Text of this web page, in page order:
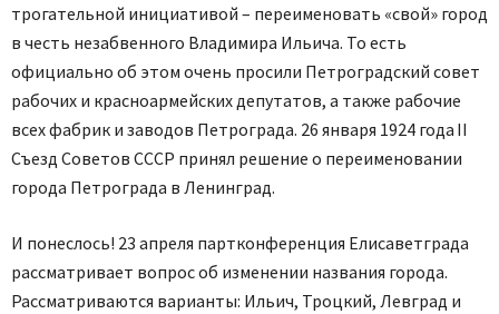
трогательной инициативой – переименовать «свой» город
в честь незабвенного Владимира Ильича. То есть
официально об этом очень просили Петроградский совет
рабочих и красноармейских депутатов, а также рабочие
всех фабрик и заводов Петрограда. 26 января 1924 года II
Съезд Советов СССР принял решение о переименовании
города Петрограда в Ленинград.
И понеслось! 23 апреля партконференция Елисаветграда
рассматривает вопрос об изменении названия города.
Рассматриваются варианты: Ильич, Троцкий, Левград и